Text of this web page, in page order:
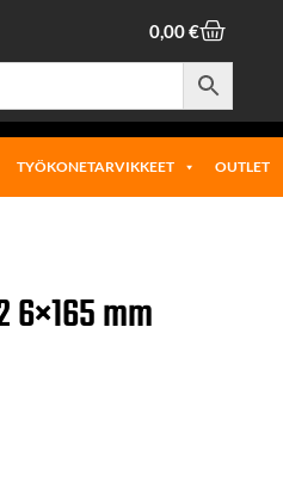
0,00€
TYÖKONETARVIKKEET OUTLET
6×165 mm